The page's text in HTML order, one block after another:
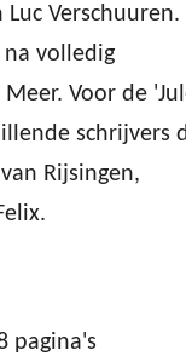
Verschuuren.
na volledig
Voor de
schrijvers
Rijsingen,
pagina's